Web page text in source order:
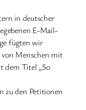
in deutscher
E-Mail-
fügten wir
Menschen mit
dem Titel „So
zu den Petitionen